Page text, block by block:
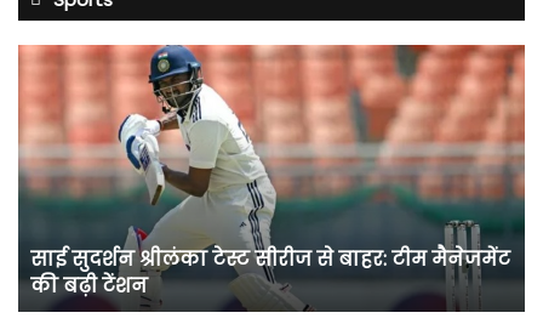
साई
श्रीलंका
टेस्ट
सीरीज
से
मैनेजमेंट
की
बढ़ी
साई सुदर्शन श्रीलंका टेस्ट सीरीज से बाहर: टीम मैनेजमेंट
की बढ़ी टेंशन